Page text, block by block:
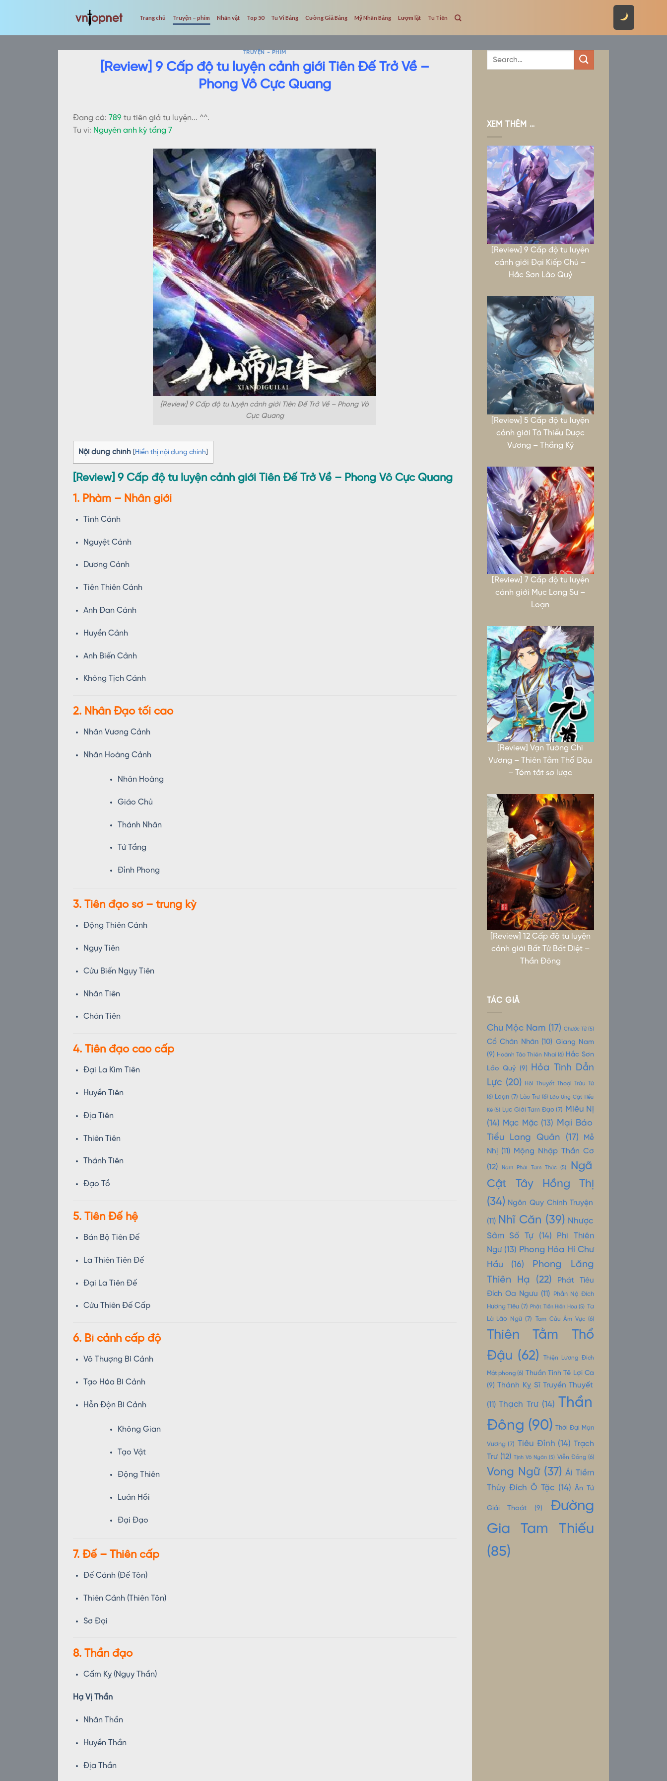
Trang chủ Truyện – phim Nhân vật Top 50 Tu Vi Bảng Cường Giả Bảng Mỹ Nhân Bảng Lượm lặt Tu Tiên
TRUYỆN - PHIM
[Review] 9 Cấp độ tu luyện cảnh giới Tiên Đế Trở Về –
Phong Vô Cực Quang
Đang có: 789 tu tiên giả tu luyện... ^^.
Tu vi: Nguyên anh kỳ tầng 7
[Review] 9 Cấp độ tu luyện cảnh giới Tiên Đế Trở Về – Phong Vô
Cực Quang
Nội dung chính [ Hiển thị nội dung chính]
[Review] 9 Cấp độ tu luyện cảnh giới Tiên Đế Trở Về – Phong Vô Cực Quang
1. Phàm – Nhân giới
Tinh Cảnh
Nguyệt Cảnh
Dương Cảnh
Tiên Thiên Cảnh
Anh Đan Cảnh
Huyền Cảnh
Anh Biến Cảnh
Không Tịch Cảnh
2. Nhân Đạo tối cao
Nhân Vương Cảnh
Nhân Hoàng Cảnh
Nhân Hoàng
Giáo Chủ
Thánh Nhân
Tứ Tầng
Đỉnh Phong
3. Tiên đạo sơ – trung kỳ
Động Thiên Cảnh
Ngụy Tiên
Cửu Biến Ngụy Tiên
Nhân Tiên
Chân Tiên
4. Tiên đạo cao cấp
Đại La Kim Tiên
Huyền Tiên
Địa Tiên
Thiên Tiên
Thánh Tiên
Đạo Tổ
5. Tiên Đế hệ
Bán Bộ Tiên Đế
La Thiên Tiên Đế
Đại La Tiên Đế
Cửu Thiên Đế Cấp
6. Bí cảnh cấp độ
Vô Thượng Bí Cảnh
Tạo Hóa Bí Cảnh
Hỗn Độn Bí Cảnh
Không Gian
Tạo Vật
Động Thiên
Luân Hồi
Đại Đạo
7. Đế – Thiên cấp
Đế Cảnh (Đế Tôn)
Thiên Cảnh (Thiên Tôn)
Sơ Đại
8. Thần đạo
Cấm Kỵ (Ngụy Thần)
Hạ Vị Thần
Nhân Thần
Huyền Thần
Địa Thần
XEM THÊM …
[Review] 9 Cấp độ tu luyện
cảnh giới Đại Kiếp Chủ –
Hắc Sơn Lão Quỷ
[Review] 5 Cấp độ tu luyện
cảnh giới Tà Thiếu Dược
Vương – Thắng Kỷ
[Review] 7 Cấp độ tu luyện
cảnh giới Mục Long Sư –
Loạn
[Review] Vạn Tướng Chi
Vương – Thiên Tằm Thổ Đậu
– Tóm tắt sơ lược
[Review] 12 Cấp độ tu luyện
cảnh giới Bất Tử Bất Diệt –
Thần Đông
TÁC GIẢ
Chu Mộc Nam (17) Chước Tử(5)
Cổ Chân Nhân(10) Giang Nam
(9) Hoành Tảo Thiên Nhai (6) Hắc Sơn
Lão Quỷ (9) Hỏa Tinh Dẫn
Lực (20) Hội Thuyết Thoại Trửu Tử
(6) Loạn (7) Lão Trư (6) Lão Ưng Cật Tiểu
Kê(5) Lục Giới Tam Đạo (7)
Miêu Nị
(14) Mạc Mặc(13) Mại Báo
Tiểu Lang Quân (17)
Mễ
Nhị(11) Mộng Nhập Thần Cơ
(12)
Nam Phái Tam Thúc(5)
Ngã
Cật Tây Hồng Thị
(34) Ngôn Quy Chính Truyện
(11) Nhĩ Căn (39) Nhược
Sâm Số Tự(14)
Phi Thiên
Ngư(13) Phong Hỏa Hí Chư
Hầu (16)
Phong Lăng
Thiên Hạ (22)
Phát Tiêu
Đích Oa Ngưu (11)
Phẫn Nộ Đích
Hương Tiêu (7) Phật Tiền Hiến Hoa (5)
Ta
Là Lão Ngũ (7) Tam Cửu Âm Vực (6)
Thiên Tằm Thổ
Đậu (62) Thiện Lương Đích
Mật phong(6) Thuần Tình Tê Lợi Ca
(9) Thánh Kỵ Sĩ Truyền Thuyết
(11) Thạch Trư (14) Thần
Đông (90) Thời Đại Mạn
Vương (7) Tiêu Đỉnh (14) Trạch
Trư(12) Tịnh Vô Ngân(5) Viễn Đồng(6)
Vong Ngữ(37) Ái Tiềm
Thủy Đích Ô Tặc (14) Ân Tứ
Giải Thoát (9)
Đường
Gia Tam Thiếu
(85)